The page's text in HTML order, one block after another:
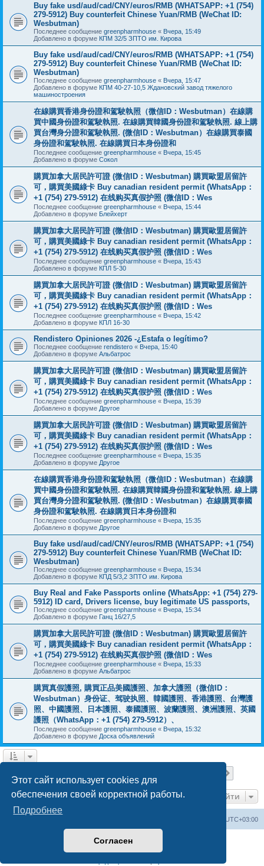
Этот сайт использует cookies для
обеспечения своей корректной работы.
Подробнее
Согласен
Buy fake usd/aud/cad/CNY/euros/RMB (WHATSAPP: +1 (754)
279-5912) Buy counterfeit Chinese Yuan/RMB (WeChat ID:
Wesbutman)
Последнее сообщение greenpharmhouse « Вчера, 15:49
Добавлено в форуме КПМ 32/5 ЗПТО им. Кирова
Buy fake usd/aud/cad/CNY/euros/RMB (WHATSAPP: +1 (754)
279-5912) Buy counterfeit Chinese Yuan/RMB (WeChat ID:
Wesbutman)
Последнее сообщение greenpharmhouse « Вчера, 15:47
Добавлено в форуме КПМ 40-27-10,5 Ждановский завод тяжелого
машиностроения
在線購買香港身份證和駕駛執照（微信ID：Wesbutman）在線購
買中國身份證和駕駛執照. 在線購買韓國身份證和駕駛執照. 線上購
買台灣身分證和駕駛執照. (微信ID：Wesbutman）在線購買泰國
身份證和駕駛執照. 在線購買日本身份證和
Последнее сообщение greenpharmhouse « Вчера, 15:45
Добавлено в форуме Сокол
購買加拿大居民許可證 (微信ID：Wesbutman) 購買歐盟居留許
可，購買美國綠卡 Buy canadian resident permit (WhatsApp：
+1 (754) 279-5912) 在线购买真假护照 (微信ID：Wes
Последнее сообщение greenpharmhouse « Вчера, 15:44
Добавлено в форуме Блейхерт
購買加拿大居民許可證 (微信ID：Wesbutman) 購買歐盟居留許
可，購買美國綠卡 Buy canadian resident permit (WhatsApp：
+1 (754) 279-5912) 在线购买真假护照 (微信ID：Wes
Последнее сообщение greenpharmhouse « Вчера, 15:43
Добавлено в форуме КПЛ 5-30
購買加拿大居民許可證 (微信ID：Wesbutman) 購買歐盟居留許
可，購買美國綠卡 Buy canadian resident permit (WhatsApp：
+1 (754) 279-5912) 在线购买真假护照 (微信ID：Wes
Последнее сообщение greenpharmhouse « Вчера, 15:42
Добавлено в форуме КПЛ 16-30
Rendistero Opiniones 2026 -¿Estafa o legítimo?
Последнее сообщение rendistero « Вчера, 15:40
Добавлено в форуме Альбатрос
購買加拿大居民許可證 (微信ID：Wesbutman) 購買歐盟居留許
可，購買美國綠卡 Buy canadian resident permit (WhatsApp：
+1 (754) 279-5912) 在线购买真假护照 (微信ID：Wes
Последнее сообщение greenpharmhouse « Вчера, 15:39
Добавлено в форуме Другое
購買加拿大居民許可證 (微信ID：Wesbutman) 購買歐盟居留許
可，購買美國綠卡 Buy canadian resident permit (WhatsApp：
+1 (754) 279-5912) 在线购买真假护照 (微信ID：Wes
Последнее сообщение greenpharmhouse « Вчера, 15:35
Добавлено в форуме Другое
在線購買香港身份證和駕駛執照（微信ID：Wesbutman）在線購
買中國身份證和駕駛執照. 在線購買韓國身份證和駕駛執照. 線上購
買台灣身分證和駕駛執照. (微信ID：Wesbutman）在線購買泰國
身份證和駕駛執照. 在線購買日本身份證和
Последнее сообщение greenpharmhouse « Вчера, 15:35
Добавлено в форуме Другое
Buy fake usd/aud/cad/CNY/euros/RMB (WHATSAPP: +1 (754)
279-5912) Buy counterfeit Chinese Yuan/RMB (WeChat ID:
Wesbutman)
Последнее сообщение greenpharmhouse « Вчера, 15:34
Добавлено в форуме КПД 5/3,2 ЗПТО им. Кирова
Buy Real and Fake Passports online (WhatsApp: +1 (754) 279-
5912) ID card, Drivers license, buy legitimate US passports,
Последнее сообщение greenpharmhouse « Вчера, 15:34
Добавлено в форуме Ганц 16/27,5
購買加拿大居民許可證 (微信ID：Wesbutman) 購買歐盟居留許
可，購買美國綠卡 Buy canadian resident permit (WhatsApp：
+1 (754) 279-5912) 在线购买真假护照 (微信ID：Wes
Последнее сообщение greenpharmhouse « Вчера, 15:33
Добавлено в форуме Альбатрос
購買真假護照, 購買正品美國護照、加拿大護照（微信ID：
Wesbutman）身份证、驾驶执照、韓國護照、香港護照、台灣護
照、中國護照、日本護照、泰國護照、波蘭護照、澳洲護照、英國
護照（WhatsApp：+1 (754) 279-5912）、
Последнее сообщение greenpharmhouse « Вчера, 15:32
Добавлено в форуме Доска объявлений
Перейти
UTC+03:00
Создано на основеphpBB® Forum Software © phpBB Limited
Русская поддержка phpBB